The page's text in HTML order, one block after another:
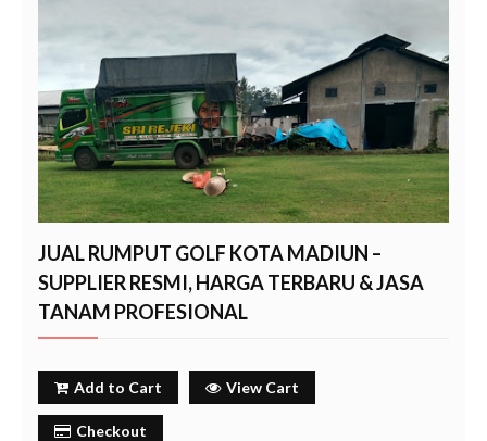
JUAL RUMPUT GOLF KOTA MADIUN –
SUPPLIER RESMI, HARGA TERBARU & JASA
TANAM PROFESIONAL
Add to Cart View Cart
Checkout